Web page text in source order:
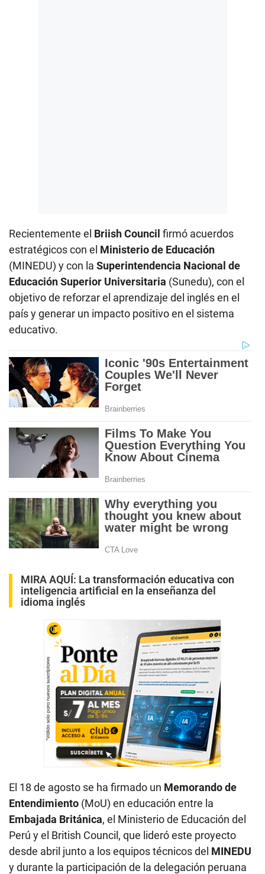
Recientemente el Briish Council firmó acuerdos
estratégicos con el Ministerio de Educación
(MINEDU) y con la Superintendencia Nacional de
Educación Superior Universitaria (Sunedu), con el
objetivo de reforzar el aprendizaje del inglés en el
país y generar un impacto positivo en el sistema
educativo.
MIRA AQUÍ: La transformación educativa con
inteligencia artificial en la enseñanza del
idioma inglés
El 18 de agosto se ha firmado un Memorando de
Entendimiento (MoU) en educación entre la
Embajada Británica, el Ministerio de Educación del
Perú y el British Council, que lideró este proyecto
desde abril junto a los equipos técnicos del MINEDU
y durante la participación de la delegación peruana